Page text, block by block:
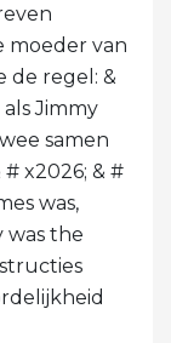
moeder van
de regel: &
Jimmy
samen
x2026; & #
was,
was the